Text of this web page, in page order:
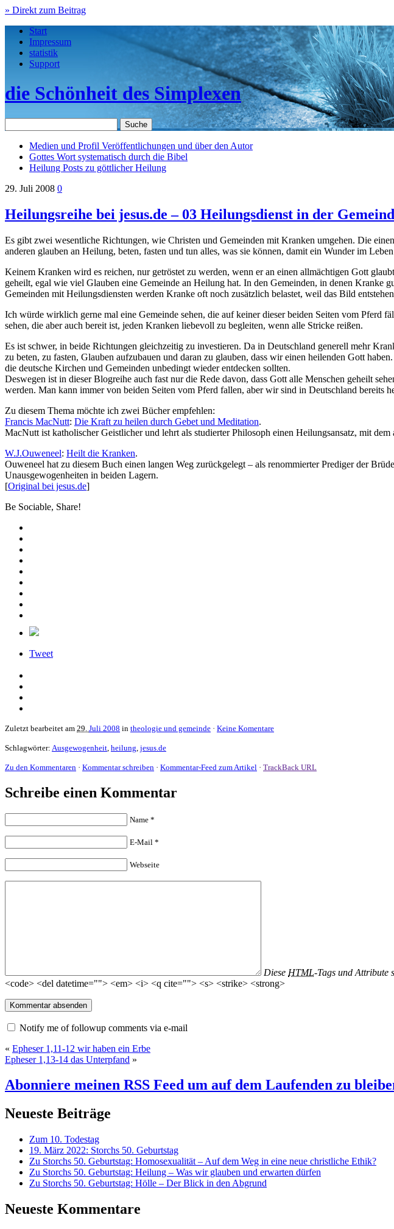
» Direkt zum Beitrag
Start
Impressum
statistik
Support
die Schönheit des Simplexen
Medien und Profil Veröffentlichungen und über den Autor
Gottes Wort systematisch durch die Bibel
Heilung Posts zu göttlicher Heilung
29. Juli 2008 0
Heilungsreihe bei jesus.de – 03 Heilungsdienst in der
Es gibt zwei wesentliche Richtungen, wie Christen und Gemeinden mit Kranken umgehen. Die
anderen glauben an Heilung, beten, fasten und tun alles, was sie können, damit ein Wunder im
Keinem Kranken wird es reichen, nur getröstet zu werden, wenn er an einen allmächtigen Gott
geheilt, egal wie viel Glauben eine Gemeinde an Heilung hat. In den Gemeinden, in denen Kranke
Gemeinden mit Heilungsdiensten werden Kranke oft noch zusätzlich belastet, weil das Bild
Ich würde wirklich gerne mal eine Gemeinde sehen, die auf keiner dieser beiden Seiten vom Pferd
sehen, die aber auch bereit ist, jeden Kranken liebevoll zu begleiten, wenn alle Stricke reißen.
Es ist schwer, in beide Richtungen gleichzeitig zu investieren. Da in Deutschland generell mehr
zu beten, zu fasten, Glauben aufzubauen und daran zu glauben, dass wir einen heilenden Gott
die deutsche Kirchen und Gemeinden unbedingt wieder entdecken sollten.
Deswegen ist in dieser Blogreihe auch fast nur die Rede davon, dass Gott alle Menschen geheilt
werden. Man kann immer von beiden Seiten vom Pferd fallen, aber wir sind in Deutschland bereits
Zu diesem Thema möchte ich zwei Bücher empfehlen:
Francis MacNutt: Die Kraft zu heilen durch Gebet und Meditation.
MacNutt ist katholischer Geistlicher und lehrt als studierter Philosoph einen Heilungsansatz, mit
W.J.Ouweneel: Heilt die Kranken.
Ouweneel hat zu diesem Buch einen langen Weg zurückgelegt – als renommierter Prediger der
Unausgewogenheiten in beiden Lagern.
[Original bei jesus.de]
Be Sociable, Share!
Tweet
Zuletzt bearbeitet am 29. Juli 2008 in theologie und gemeinde · Keine Komentare
Schlagwörter: Ausgewogenheit heilung jesus.de
Zu den Kommentaren · Kommentar schreiben · Kommentar-Feed zum Artikel · TrackBack URL
Schreibe einen Kommentar
Name *
E-Mail *
Webseite
Diese HTML-Tags und Attribute
<code> <del datetime=""> <em> <i> <q cite=""> <s> <strike> <strong>
Notify me of followup comments via e-mail
« Epheser 1,11-12 wir haben ein Erbe
Epheser 1,13-14 das Unterpfand »
Abonniere meinen RSS Feed um auf dem Laufenden zu
Neueste Beiträge
Zum 10. Todestag
19. März 2022: Storchs 50. Geburtstag
Zu Storchs 50. Geburtstag: Homosexualität – Auf dem Weg in eine neue christliche Ethik?
Zu Storchs 50. Geburtstag: Heilung – Was wir glauben und erwarten dürfen
Zu Storchs 50. Geburtstag: Hölle – Der Blick in den Abgrund
Neueste Kommentare